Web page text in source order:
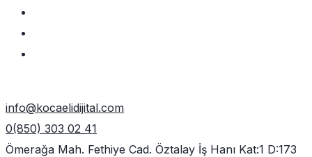
info@kocaelidijital.com
0(850) 303 02 41
Ömerağa Mah. Fethiye Cad. Öztalay İş Hanı Kat:1 D:173